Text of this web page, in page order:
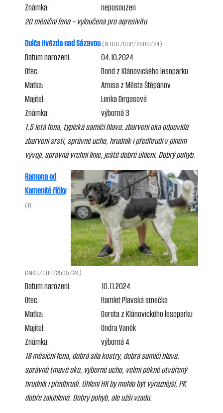
Známka:
neposouzen
20 měsíční fena – vyloučena pro agresivitu
Dulča Hvězda nad Sázavou (N REG/CHP/2500/24)
Datum narození:
04.10.2024
Otec:
Bond z Klánovického lesoparku
Matka:
Arnisa z Města Štěpánov
Majitel:
Lenka Dirgasová
Známka:
výborná 3
1,5 letá fena, typická samičí hlava, zbarvení oka odpovídá
zbarvení srsti, správné ucho, hrudník i předhrudí v plném
vývoji, správná vrchní linie, ještě dobré úhlení. Dobrý pohyb.
Ramona od
Kamenité říčky
(R
CMKU/CHP/2505/24)
Datum narození:
10.11.2024
Otec:
Hamlet Plavská smečka
Matka:
Dorota z Klánovického lesoparku
Majitel:
Ondra Vaněk
Známka:
výborná 4
18 měsíční fena, dobrá síla kostry, dobrá samičí hlava,
správně tmavé oko, výborné ucho, velmi pěkně utvářený
hrudník i předhrudí. Úhlení HK by mohlo být výraznější, PK
dobře zalúhlené. Dobrý pohyb, ale užší vzadu.